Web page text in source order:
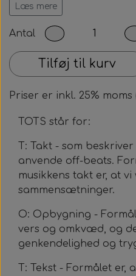
Efter dit køb får du
mail. Artiklen må ikke
andre.
Læs mere
Antal
Tilføj til kurv
Priser er inkl. 25% moms
TOTS står for:
T: Takt - som
anvende off-beats.
musikkens takt er, at
sammensætninger.
O: Opbygning -
vers og omkvæd, og
genkendelighed og
T: Tekst - Formålet er,